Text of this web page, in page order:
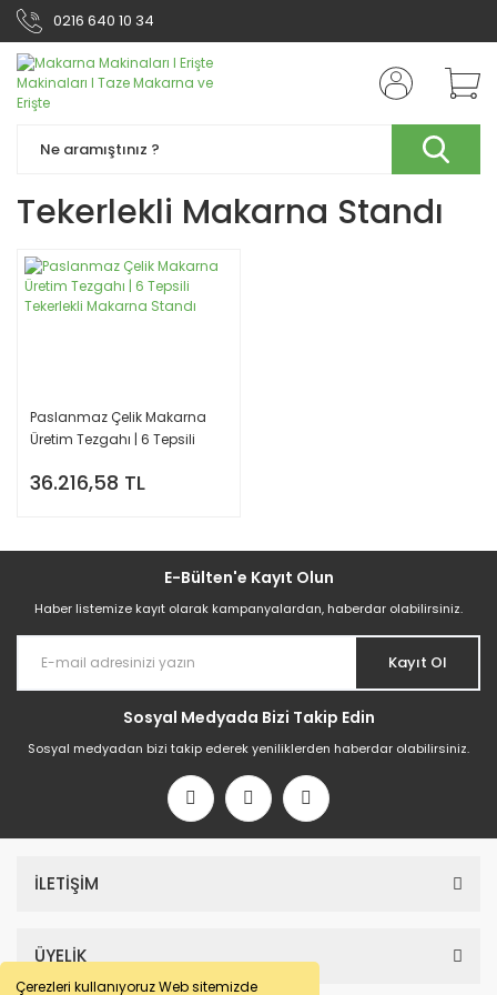
Çerezleri kullanıyoruz Web sitemizde
0216 640 10 34
Tekerlekli Makarna Standı
Paslanmaz Çelik Makarna
Üretim Tezgahı | 6 Tepsili
36.216,58 TL
E-Bülten'e Kayıt Olun
Haber listemize kayıt olarak kampanyalardan, haberdar olabilirsiniz.
Kayıt Ol
Sosyal Medyada Bizi Takip Edin
Sosyal medyadan bizi takip ederek yeniliklerden haberdar olabilirsiniz.
İLETİŞİM
ÜYELİK